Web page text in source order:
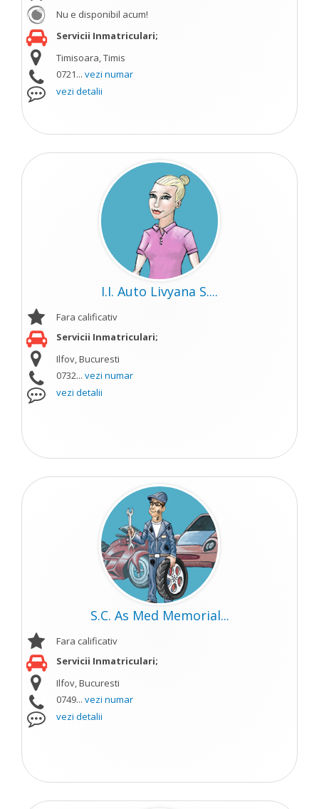
Nu e disponibil acum!
Servicii Inmatriculari;
Timisoara, Timis
0721... vezi numar
vezi detalii
I.I. Auto Livyana S....
Fara calificativ
Servicii Inmatriculari;
Ilfov, Bucuresti
0732... vezi numar
vezi detalii
S.C. As Med Memorial...
Fara calificativ
Servicii Inmatriculari;
Ilfov, Bucuresti
0749... vezi numar
vezi detalii